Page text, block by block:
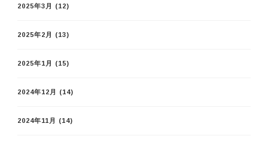
2025年3月 (12)
2025年2月 (13)
2025年1月 (15)
2024年12月 (14)
2024年11月 (14)